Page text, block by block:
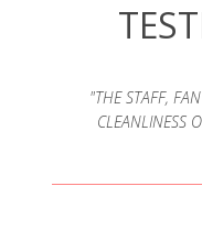
"THE STAFF,
CLEANLINESS